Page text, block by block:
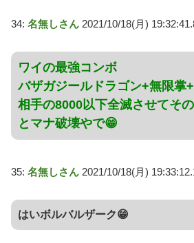
34: 名無しさん 2021/10/18(月)
ワイの最強コンボ
バザガジールドラゴン+無限掌
相手の8000以下全滅させてそ
とマナ破壊やで😁
35: 名無しさん 2021/10/18(月)
はいボルバルザーク😁